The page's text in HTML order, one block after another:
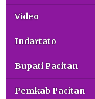
Video
Indartato
Bupati Pacitan
Pemkab Pacitan